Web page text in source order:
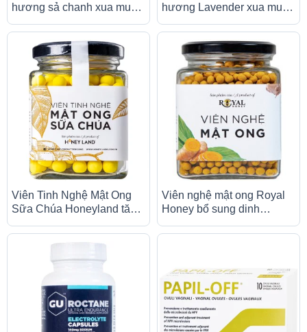
hương sả chanh xua muỗi
hương Lavender xua muỗi
Viên Tinh Nghệ Mật Ong
Sữa Chúa Honeyland tăng
(120g)
Viên nghệ mật ong Royal
Honey bổ sung dinh
kháng (250g)